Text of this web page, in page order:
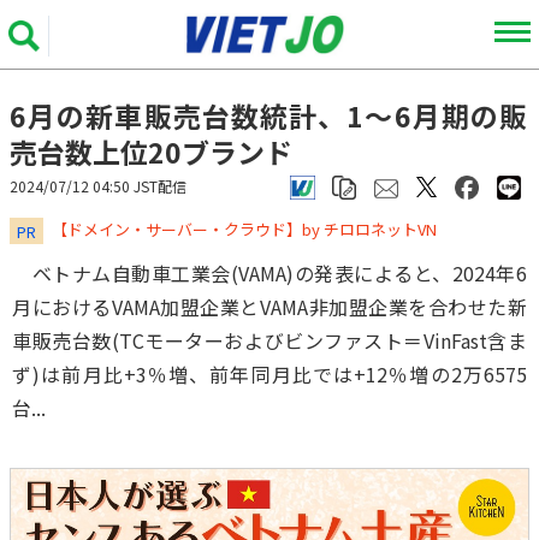
6月の新車販売台数統計、1～6月期の販
売台数上位20ブランド
2024/07/12 04:50 JST配信
PR ​​​​​​​【ドメイン・サーバー・クラウド】by チロロネットVN
ベトナム自動車工業会(VAMA)の発表によると、2024年6
月におけるVAMA加盟企業とVAMA非加盟企業を合わせた新
車販売台数(TCモーターおよびビンファスト＝VinFast含ま
ず)は前月比+3％増、前年同月比では+12％増の2万6575
台...